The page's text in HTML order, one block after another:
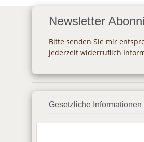
Newsletter
Bitte senden Sie mir
jederzeit widerruflich
Gesetzliche Informationen